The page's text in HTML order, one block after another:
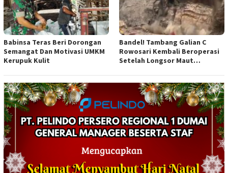
Babinsa Teras Beri Dorongan
Semangat Dan Motivasi UMKM
Kerupuk Kulit
Bandel! Tambang Galian C
Rowosari Kembali Beroperasi
Setelah Longsor Maut